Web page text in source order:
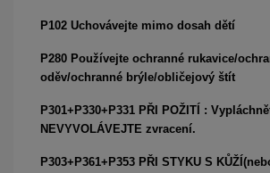
P102 Uchovávejte mimo dosah dětí
P280 Používejte ochranné rukavice/
oděv/ochranné brýle/obličejový štít
P301+P330+P331 PŘI POŽITÍ :
NEVYVOLÁVEJTE zvracení.
P303+P361+P353 PŘI STYKU S